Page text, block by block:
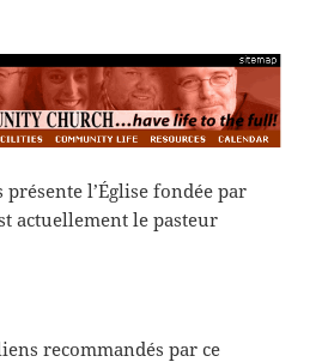
l’Église fondée par
actuellement le pasteur
recommandés par ce